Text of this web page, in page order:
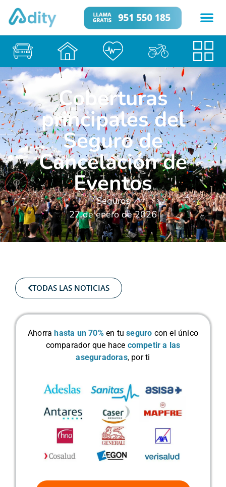
Coberturas
principales del
Seguro de
Cancelación de
Eventos
Seguros
27 de enero de 2026
TODAS LAS NOTICIAS
Ahorra hasta un 70% en tuseguro con el único
comparador que hace competir a las
aseguradoras, por ti